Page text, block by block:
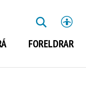
FORELDRAR
LEITA